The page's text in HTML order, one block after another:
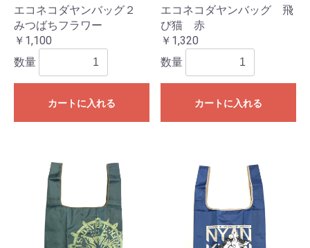
エコネコダヤンバッグ２
みつばちフラワー
￥1,100
数量
カートに入れる
エコネコダヤンバッグ 飛
び猫 赤
￥1,320
数量
カートに入れる